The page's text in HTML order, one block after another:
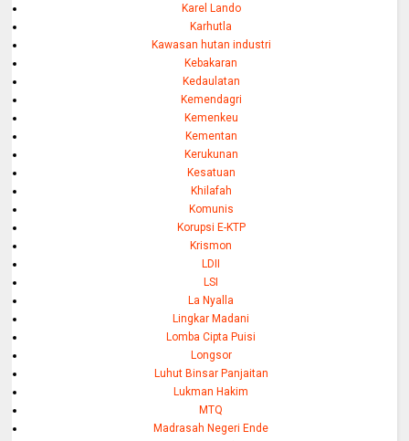
Karel Lando
Karhutla
Kawasan hutan industri
Kebakaran
Kedaulatan
Kemendagri
Kemenkeu
Kementan
Kerukunan
Kesatuan
Khilafah
Komunis
Korupsi E-KTP
Krismon
LDII
LSI
La Nyalla
Lingkar Madani
Lomba Cipta Puisi
Longsor
Luhut Binsar Panjaitan
Lukman Hakim
MTQ
Madrasah Negeri Ende